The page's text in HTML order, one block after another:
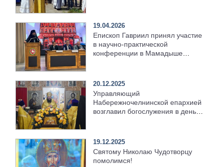
19.04.2026
Епископ Гавриил принял участие
в научно-практической
конференции в Мамадыше
20.12.2025
Управляющий
Набережночелнинской епархией
возглавил богослужения в день
19.12.2025
Святому Николаю Чудотворцу
помолимся!